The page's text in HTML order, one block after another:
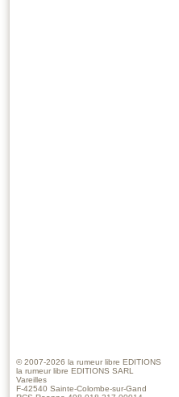
© 2007-2026 la rumeur libre EDITIONS
la rumeur libre EDITIONS SARL
Vareilles
F-42540 Sainte-Colombe-sur-Gand